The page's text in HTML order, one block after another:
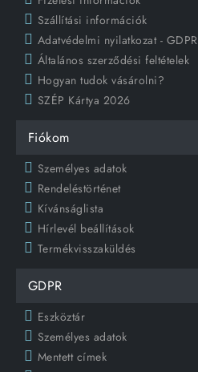
Szállítási információk
Adatvédelmi nyilatkozat - GDPR
Általános szerződési feltételek
Hogyan tudok vásárolni?
SZÉP Kártya 2026
Fiókom
Személyes adatok
Rendeléstörténet
Kívánságlista
Hírlevél beállítások
Termékvisszaküldés
GDPR
Eszköztár
Személyes adatok
Mentett címek